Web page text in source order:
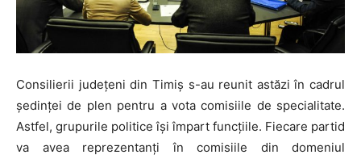
Consilierii județeni din Timiș s-au reunit astăzi în cadrul
ședinței de plen pentru a vota comisiile de specialitate.
Astfel, grupurile politice îşi împart funcţiile. Fiecare partid
va avea reprezentanţi în comisiile din domeniul